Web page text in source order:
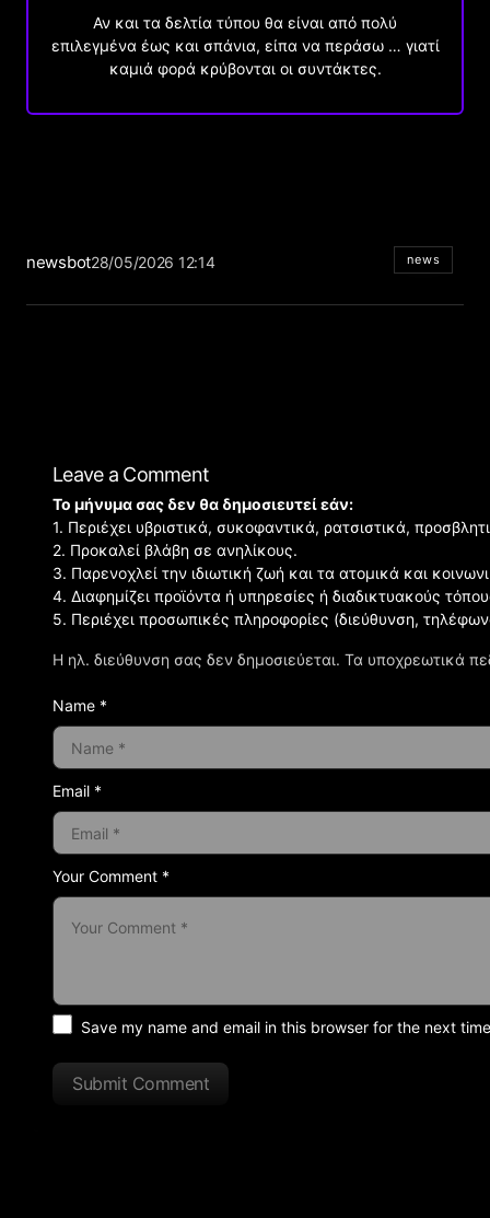
Αν και τα δελτία τύπου θα είναι από πολύ
επιλεγμένα έως και σπάνια, είπα να περάσω … γιατί
καμιά φορά κρύβονται οι συντάκτες.
newsbot28/05/2026 12:14 news
Leave a Comment
Η ηλ. διεύθυνση σας δεν δημοσιεύεται. Τα υποχρεωτικά
Your Comment *
Το μήνυμα σας δεν θα δημοσιευτεί εάν:
1. Περιέχει υβριστικά, συκοφαντικά, ρατσιστικά,
2. Προκαλεί βλάβη σε ανηλίκους.
3. Παρενοχλεί την ιδιωτική ζωή και τα ατομικά και
4. Διαφημίζει προϊόντα ή υπηρεσίες ή διαδικτυακούς
5. Περιέχει προσωπικές πληροφορίες (διεύθυνση,
Name *
Email *
Save my name and email in this browser for the next
Submit Comment